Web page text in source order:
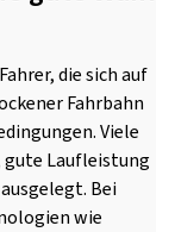
die sich auf
Fahrbahn
Viele
gute Laufleistung
ausgelegt. Bei
wie